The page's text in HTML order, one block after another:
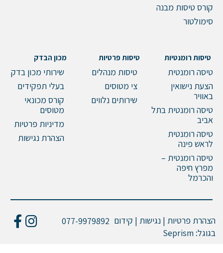
קורס טיסות מבנה
סימולטור
טיסות רומנטיות
טיסה רומנטית
הצעת נישואין
באוויר
טיסה רומנטית בתל
אביב
טיסה רומנטית
לראש פינה
טיסה רומנטית –
מפרץ חיפה
והכרמל
טיסות פרטיות
טיסות מנהלים
צי מטוסים
שירותים נלווים
מכון הבדק
שירותי מכון בדק
בעלי תפקידים
קורס מכונאי
מטוסים
מדיניות פרטיות
הצהרת נגישות
הצהרת פרטיות | נגישות | קידום
בגוגל: Seprism
077-9979892